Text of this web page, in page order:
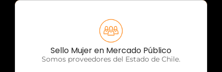
Sello Mujer en Mercado Público
Somos proveedores del Estado de Chile.
OTP Servicios